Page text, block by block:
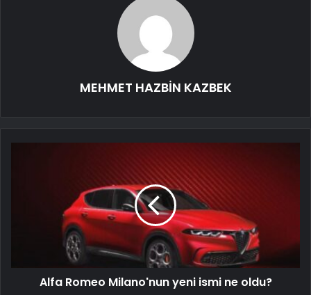
MEHMET HAZBİN KAZBEK
Alfa Romeo Milano'nun yeni ismi ne oldu?